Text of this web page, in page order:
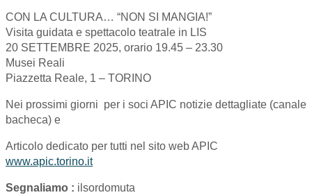
CON LA CULTURA… “NON SI MANGIA!”
Visita guidata e spettacolo teatrale in LIS
20 SETTEMBRE 2025, orario 19.45 – 23.30
Musei Reali
Piazzetta Reale, 1 – TORINO
Nei prossimi giorni per i soci APIC notizie dettagliate (canale
bacheca) e
Articolo dedicato per tutti nel sito web APIC
www.apic.torino.it
Segnaliamo : ilsordomuta